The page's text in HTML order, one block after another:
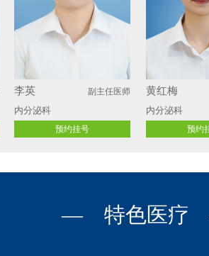
李英 副主任医师
内分泌科
预约挂号
黄红梅
内分泌科
预约
— 特色医